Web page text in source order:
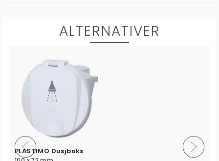
ALTERNATIVER
PLASTIMO Dusjboks